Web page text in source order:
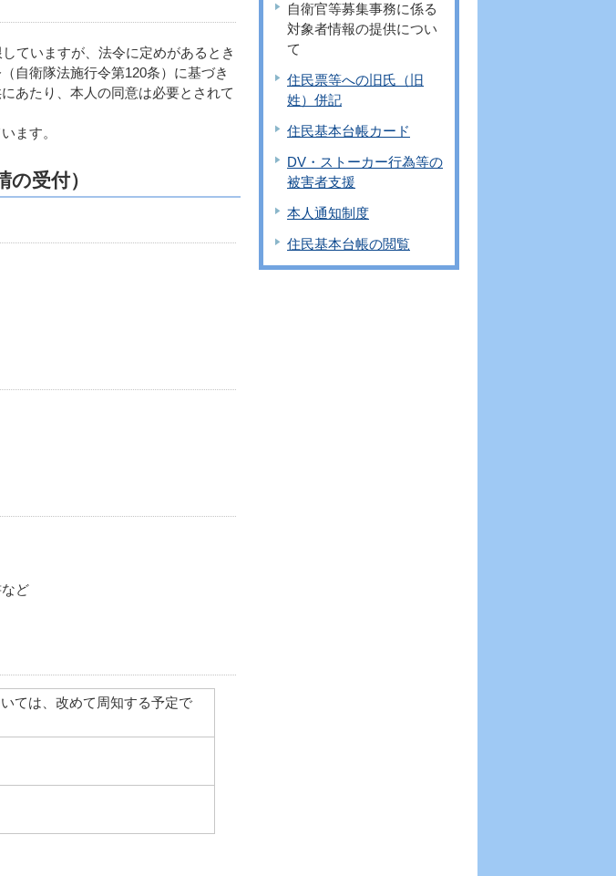
ていますが、法令に定めがあるとき
自衛隊法施行令第120条）に基づき
あたり、本人の同意は必要とされて
ます。
受付）
ど
ては、改めて周知する予定で
自衛官等募集事務に係る
対象者情報の提供につい
て
住民票等への旧氏（旧
姓）併記
住民基本台帳カード
DV・ストーカー行為等の
被害者支援
本人通知制度
住民基本台帳の閲覧